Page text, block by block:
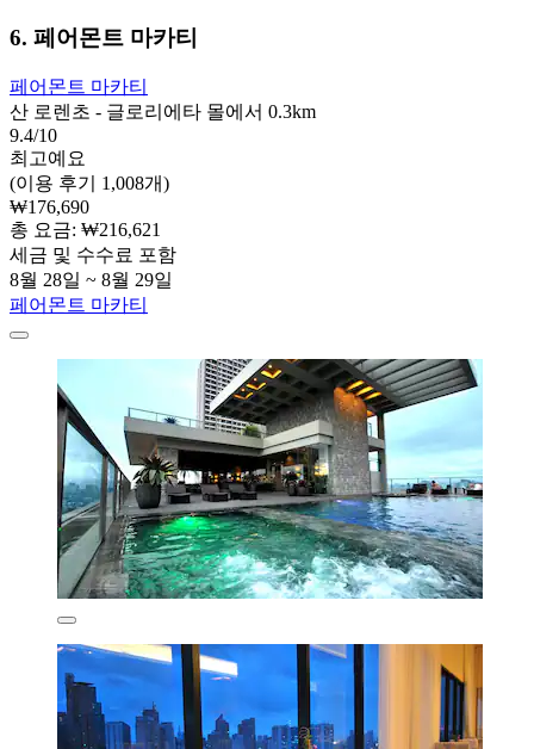
6. 페어몬트 마카티
페어몬트 마카티
산 로렌초 - 글로리에타 몰에서 0.3km
9.4/10
최고예요
(이용 후기 1,008개)
₩176,690
총 요금: ₩216,621
세금 및 수수료 포함
8월 28일 ~ 8월 29일
페어몬트 마카티